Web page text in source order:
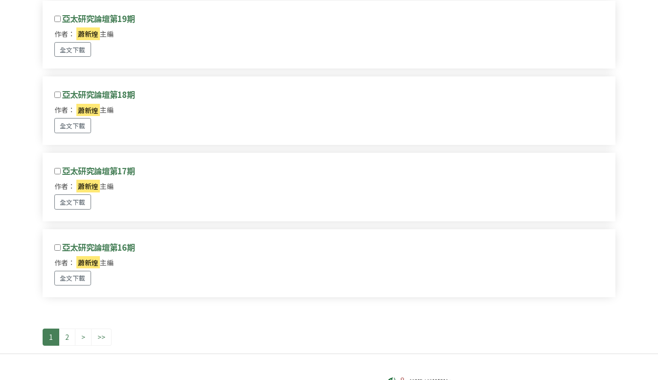
亞太研究論壇第19期
作者： 蕭新煌 主編
全文下載
亞太研究論壇第18期
作者： 蕭新煌 主編
全文下載
亞太研究論壇第17期
作者： 蕭新煌 主編
全文下載
亞太研究論壇第16期
作者： 蕭新煌 主編
全文下載
1 2 > >>